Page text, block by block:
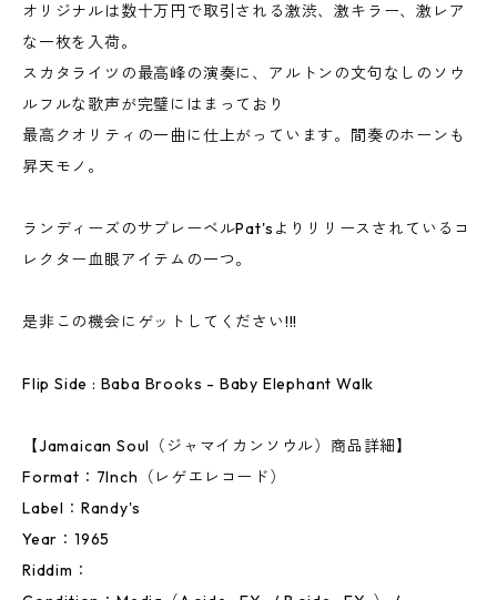
オリジナルは数十万円で取引される激渋、激キラー、激レア
な一枚を入荷。
スカタライツの最高峰の演奏に、アルトンの文句なしのソウ
ルフルな歌声が完璧にはまっており
最高クオリティの一曲に仕上がっています。間奏のホーンも
昇天モノ。
ランディーズのサブレーベルPat'sよりリリースされているコ
レクター血眼アイテムの一つ。
是非この機会にゲットしてください!!!
Flip Side : Baba Brooks - Baby Elephant Walk
【Jamaican Soul（ジャマイカンソウル）商品詳細】
Format：7Inch（レゲエレコード）
Label：Randy's
Year：1965
Riddim：